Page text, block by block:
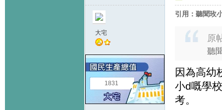
大宅
1831
引用：聽聞玫
原
聽
因為高幼
小d嘅學
考。